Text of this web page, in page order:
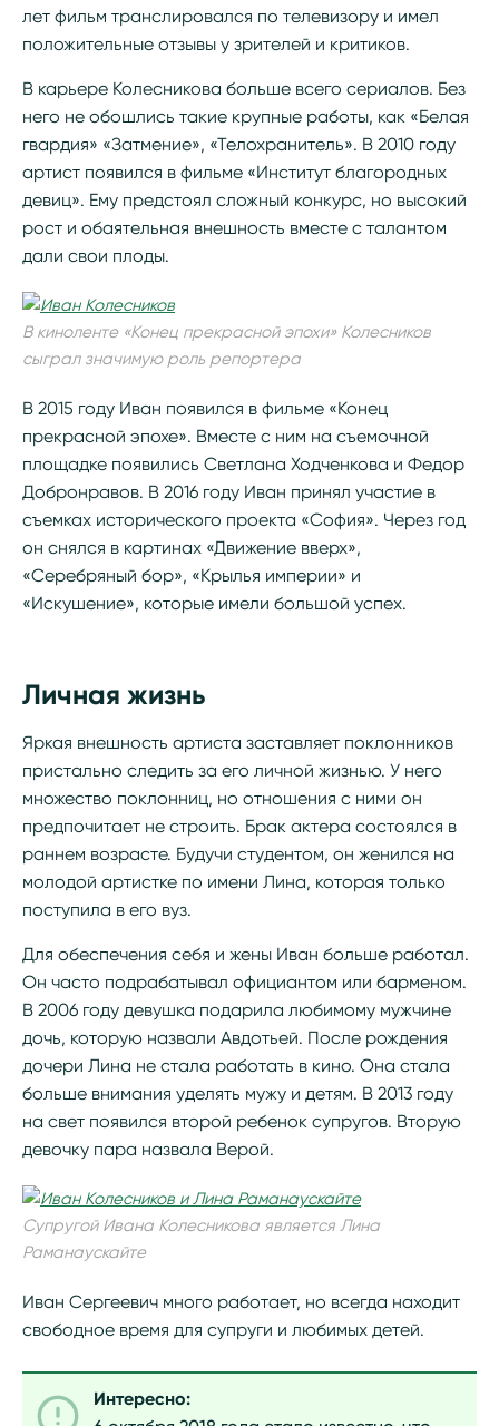
лет фильм транслировался по телевизору и имел
положительные отзывы у зрителей и критиков.
В карьере Колесникова больше всего сериалов. Без
него не обошлись такие крупные работы, как «Белая
гвардия» «Затмение», «Телохранитель». В 2010 году
артист появился в фильме «Институт благородных
девиц». Ему предстоял сложный конкурс, но высокий
рост и обаятельная внешность вместе с талантом
дали свои плоды.
В киноленте «Конец прекрасной эпохи» Колесников
сыграл значимую роль репортера
В 2015 году Иван появился в фильме «Конец
прекрасной эпохе». Вместе с ним на съемочной
площадке появились Светлана Ходченкова и Федор
Добронравов. В 2016 году Иван принял участие в
съемках исторического проекта «София». Через год
он снялся в картинах «Движение вверх»,
«Серебряный бор», «Крылья империи» и
«Искушение», которые имели большой успех.
Личная жизнь
Яркая внешность артиста заставляет поклонников
пристально следить за его личной жизнью. У него
множество поклонниц, но отношения с ними он
предпочитает не строить. Брак актера состоялся в
раннем возрасте. Будучи студентом, он женился на
молодой артистке по имени Лина, которая только
поступила в его вуз.
Для обеспечения себя и жены Иван больше работал.
Он часто подрабатывал официантом или барменом.
В 2006 году девушка подарила любимому мужчине
дочь, которую назвали Авдотьей. После рождения
дочери Лина не стала работать в кино. Она стала
больше внимания уделять мужу и детям. В 2013 году
на свет появился второй ребенок супругов. Вторую
девочку пара назвала Верой.
Супругой Ивана Колесникова является Лина
Раманаускайте
Иван Сергеевич много работает, но всегда находит
свободное время для супруги и любимых детей.
Интересно: